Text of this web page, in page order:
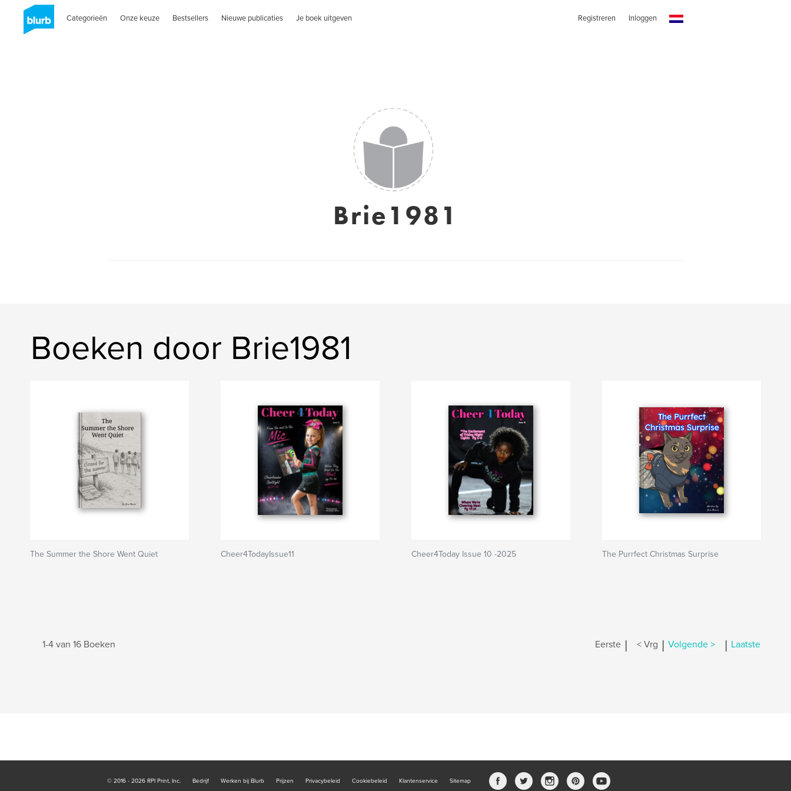
Categorieën Onze keuze Bestsellers Nieuwe publicaties Je boek uitgeven Registreren Inloggen
Brie1981
Boeken door Brie1981
The Summer the Shore Went Quiet Cheer4TodayIssue11 Cheer4Today Issue 10 -2025 The Purrfect Christmas Surprise
1-4 van 16 Boeken Eerste | < Vrg | Volgende > | Laatste
© 2016 - 2026 RPI Print, Inc. Bedrijf Werken bij Blurb Prijzen Privacybeleid Cookiebeleid Klantenservice Sitemap